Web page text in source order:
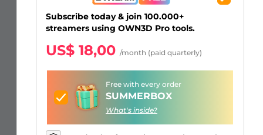
Sobreposições para "só na
conversa"
Alertas Facebook
Banner de Intervalo
Emotes de inscritos Kick
Insígnias de inscritos Twitch
Construtor de Logo Gaming
Subscribe today & join 100.000+
streamers using OWN3D Pro tools.
US$ 18,00 /month (paid quarterly)
Free with every order
SUMMERBOX
What's inside?